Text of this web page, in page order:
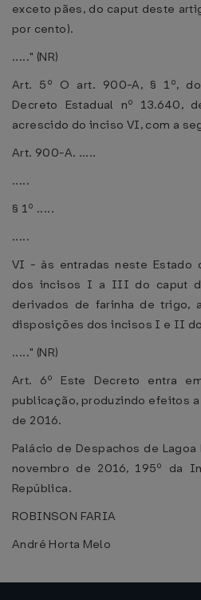
exceto pães, do caput deste
por cento).
....." (NR)
Art. 5º O art. 900-A, § 1º,
Decreto Estadual nº 13.640,
acrescido do inciso VI, com a
Art. 900-A. .....
.....
§ 1º .....
.....
VI - às entradas neste Estado
dos incisos I a III do caput
derivados de farinha de trigo,
disposições dos incisos I e II
....." (NR)
Art. 6º Este Decreto entra
publicação, produzindo efeitos
de 2016.
Palácio de Despachos de Lagoa
novembro de 2016, 195º da
República.
ROBINSON FARIA
André Horta Melo